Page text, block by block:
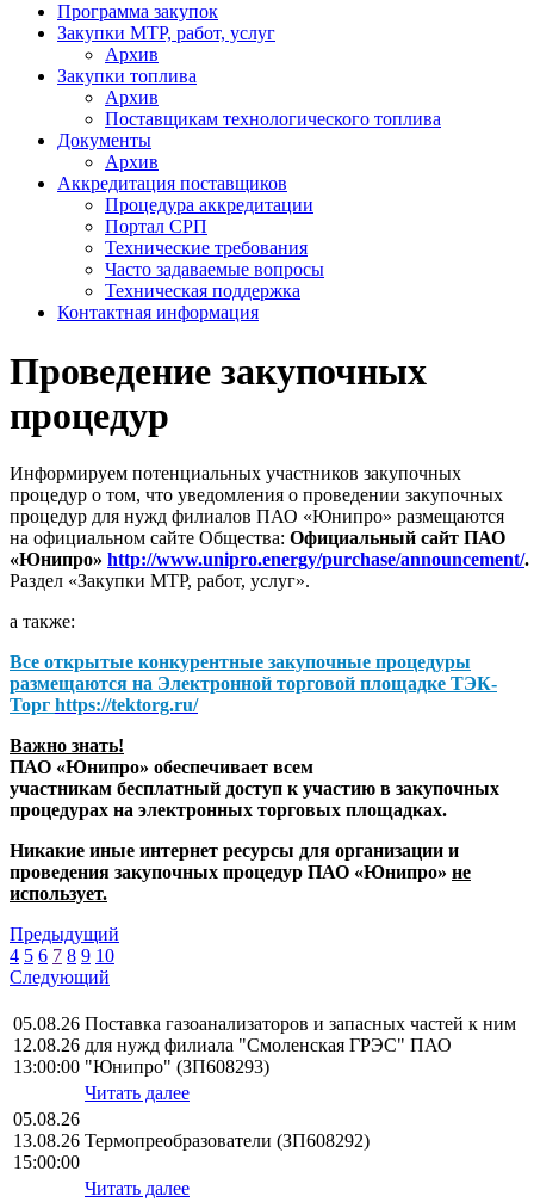
Программа закупок
Закупки МТР, работ, услуг
Архив
Закупки топлива
Архив
Поставщикам технологического топлива
Документы
Архив
Аккредитация поставщиков
Процедура аккредитации
Портал СРП
Технические требования
Часто задаваемые вопросы
Техническая поддержка
Контактная информация
Проведение закупочных
процедур
Информируем потенциальных участников закупочных
процедур о том, что уведомления о проведении закупочных
процедур для нужд филиалов ПАО «Юнипро» размещаются
на официальном сайте Общества: Официальный сайт ПАО
«Юнипро» http://www.unipro.energy/purchase/announcement/.
Раздел «Закупки МТР, работ, услуг».
а также:
Все открытые конкурентные закупочные процедуры
размещаются на Электронной торговой площадке ТЭК-
Торг https://tektorg.ru/
Важно знать!
ПАО «Юнипро» обеспечивает всем
участникам бесплатный доступ к участию в закупочных
процедурах на электронных торговых площадках.
Никакие иные интернет ресурсы для организации и
проведения закупочных процедур ПАО «Юнипро» не
использует.
Предыдущий
4 5 6 7 8 9 10
Следующий
05.08.26
12.08.26
13:00:00
Поставка газоанализаторов и запасных частей к ним
для нужд филиала "Смоленская ГРЭС" ПАО
"Юнипро" (ЗП608293)
Читать далее
05.08.26
13.08.26
15:00:00
Термопреобразователи (ЗП608292)
Читать далее